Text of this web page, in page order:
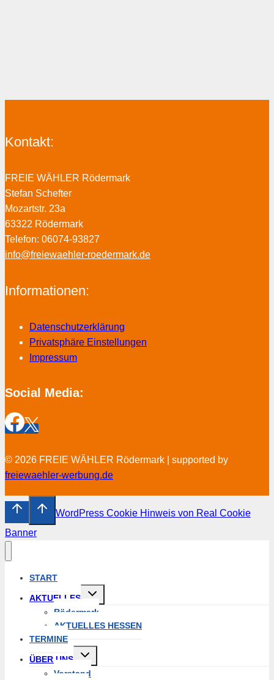
Kontakt:
FREIE WÄHLER Rödermark
Stefan Schefter
Mozartstr. 23a
63322 Rödermark
Telefon: 06074-93827
info@freiewaehler-roedermark.de
Informationen:
Datenschutzerklärung
Privatsphäre Einstellungen
Impressum
Social Media:
© 2026 FREIE WÄHLER Rödermark | supported by
freiewaehler-werbung.de
WordPress Cookie Hinweis von Real Cookie
Banner
START
AKTUELLES
Untermenü
Rödermark
AKTUELLES HESSEN
TERMINE
ÜBER UNS
Untermenü
Vorstand